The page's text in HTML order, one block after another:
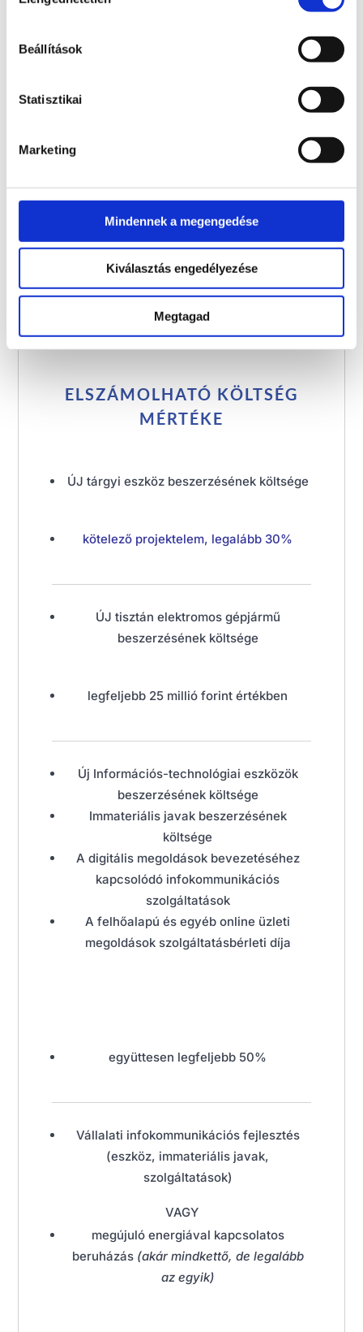
Beállítások
Statisztikai
Marketing
Mindennek a megengedése
Kiválasztás engedélyezése
Megtagad
Elszámolhatósági
KÖLTSÉGTÍPUS
ELSZÁMOLHATÓ KÖLTSÉG
MÉRTÉKE
ÚJ tárgyi eszköz beszerzésének költsége
kötelező projektelem, legalább 30%
ÚJ tisztán elektromos gépjármű
beszerzésének költsége
legfeljebb 25 millió forint értékben
Új Információs-technológiai eszközök
beszerzésének költsége
Immateriális javak beszerzésének
költsége
A digitális megoldások bevezetéséhez
kapcsolódó infokommunikációs
szolgáltatások
A felhőalapú és egyéb online üzleti
megoldások szolgáltatásbérleti díja
együttesen legfeljebb 50%
Vállalati infokommunikációs fejlesztés
(eszköz, immateriális javak,
szolgáltatások)
VAGY
megújuló energiával kapcsolatos
beruházás (akár mindkettő, de legalább
az egyik)